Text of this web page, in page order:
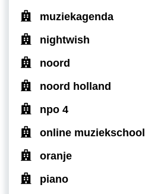
muziekagenda
nightwish
noord
noord holland
npo 4
online muziekschool
oranje
piano